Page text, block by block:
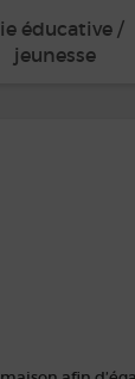
éducative /
jeunesse